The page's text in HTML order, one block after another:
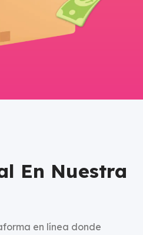
En Nuestra
en línea donde